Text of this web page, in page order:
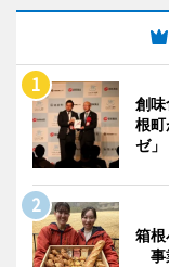
創
根
ゼ」
箱根
事